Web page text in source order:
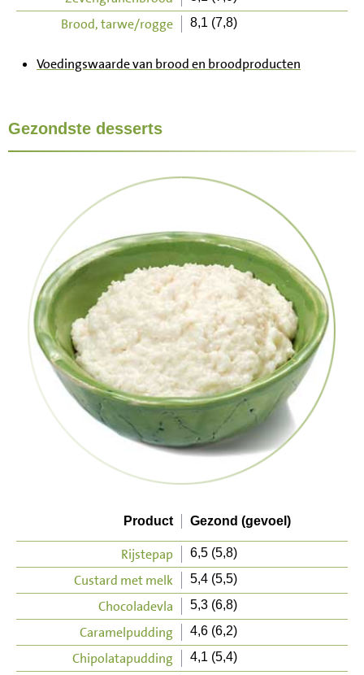
Brood, tarwe/rogge 8,1 (7,8)
Voedingswaarde van brood en broodproducten
Gezondste desserts
Product Gezond (gevoel)
Rijstepap 6,5 (5,8)
Custard met melk 5,4 (5,5)
Chocoladevla 5,3 (6,8)
Caramelpudding 4,6 (6,2)
Chipolatapudding 4,1 (5,4)